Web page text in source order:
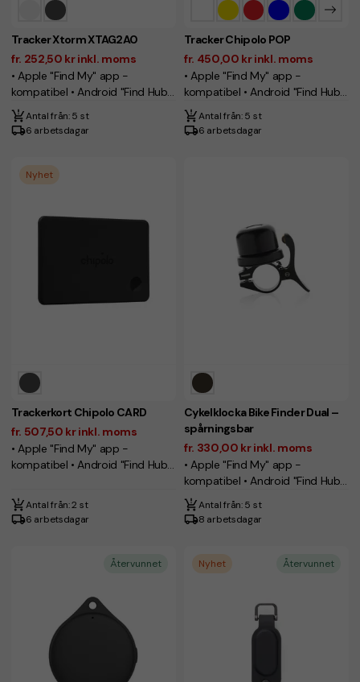
Tracker Xtorm XTAG2A0
fr. 252,50 kr inkl. moms
• Apple "Find My" app -
kompatibel • Android "Find Hub"
app - kompatibel
Antal från: 5 st
6 arbetsdagar
Tracker Chipolo POP
fr. 450,00 kr inkl. moms
• Apple "Find My" app -
kompatibel • Android "Find Hub"
app - kompatibel
Antal från: 5 st
6 arbetsdagar
Nyhet
Trackerkort Chipolo CARD
fr. 507,50 kr inkl. moms
• Apple "Find My" app -
kompatibel • Android "Find Hub"
Antal från: 2 st
6 arbetsdagar
Cykelklocka Bike Finder Dual –
spårningsbar
fr. 330,00 kr inkl. moms
• Apple "Find My" app -
kompatibel • Android "Find Hub"
app - kompatibel
Antal från: 5 st
8 arbetsdagar
Återvunnet Nyhet Återvunnet